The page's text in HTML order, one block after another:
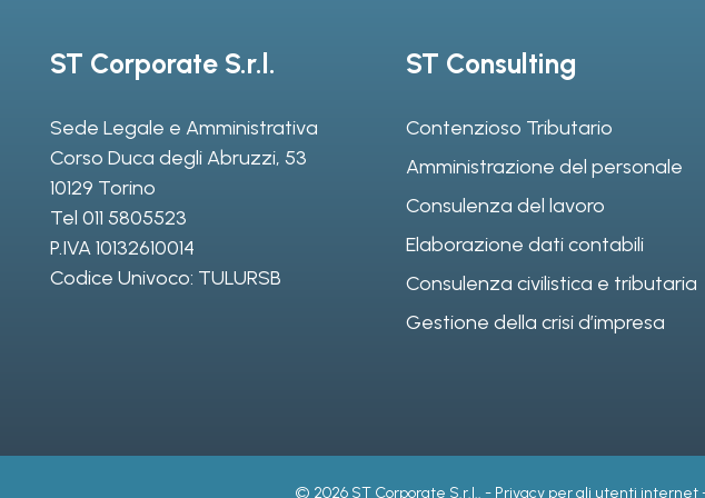
ST Corporate S.r.l.
Sede Legale e Amministrativa
Corso Duca degli Abruzzi, 53
10129 Torino
Tel 011 5805523
P.IVA 10132610014
Codice Univoco: TULURSB
ST Consulting
Contenzioso Tributario
Amministrazione del personale
Consulenza del lavoro
Elaborazione dati contabili
Consulenza civilistica e tributaria
Gestione della crisi d’impresa
© 2026 ST Corporate S.r.l.. - Privacy per gli utenti internet